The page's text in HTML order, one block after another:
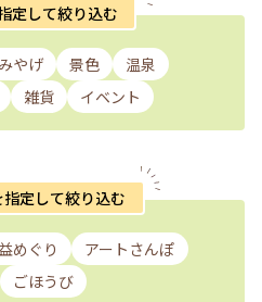
定して絞り込む
やげ 景色
温泉
雑貨 イベント
指定して絞り込む
めぐり
アートさんぽ
ごほうび